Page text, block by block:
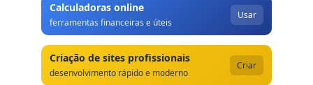
Calculadoras online
ferramentas financeiras e úteis
Usar
Criação de sites profissionais
desenvolvimento rápido e moderno
Criar